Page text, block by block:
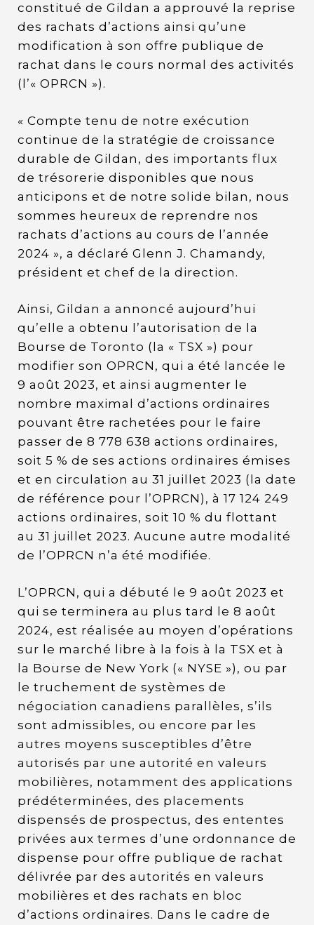
constitué de Gildan a approuvé la reprise
des rachats d’actions ainsi qu’une
modification à son offre publique de
rachat dans le cours normal des activités
(l’« OPRCN »).
« Compte tenu de notre exécution
continue de la stratégie de croissance
durable de Gildan, des importants flux
de trésorerie disponibles que nous
anticipons et de notre solide bilan, nous
sommes heureux de reprendre nos
rachats d’actions au cours de l’année
2024 », a déclaré Glenn J. Chamandy,
président et chef de la direction.
Ainsi, Gildan a annoncé aujourd’hui
qu’elle a obtenu l’autorisation de la
Bourse de Toronto (la « TSX ») pour
modifier son OPRCN, qui a été lancée le
9 août 2023, et ainsi augmenter le
nombre maximal d’actions ordinaires
pouvant être rachetées pour le faire
passer de 8 778 638 actions ordinaires,
soit 5 % de ses actions ordinaires émises
et en circulation au 31 juillet 2023 (la date
de référence pour l’OPRCN), à 17 124 249
actions ordinaires, soit 10 % du flottant
au 31 juillet 2023. Aucune autre modalité
de l’OPRCN n’a été modifiée.
L’OPRCN, qui a débuté le 9 août 2023 et
qui se terminera au plus tard le 8 août
2024, est réalisée au moyen d’opérations
sur le marché libre à la fois à la TSX et à
la Bourse de New York (« NYSE »), ou par
le truchement de systèmes de
négociation canadiens parallèles, s’ils
sont admissibles, ou encore par les
autres moyens susceptibles d’être
autorisés par une autorité en valeurs
mobilières, notamment des applications
prédéterminées, des placements
dispensés de prospectus, des ententes
privées aux termes d’une ordonnance de
dispense pour offre publique de rachat
délivrée par des autorités en valeurs
mobilières et des rachats en bloc
d’actions ordinaires. Dans le cadre de